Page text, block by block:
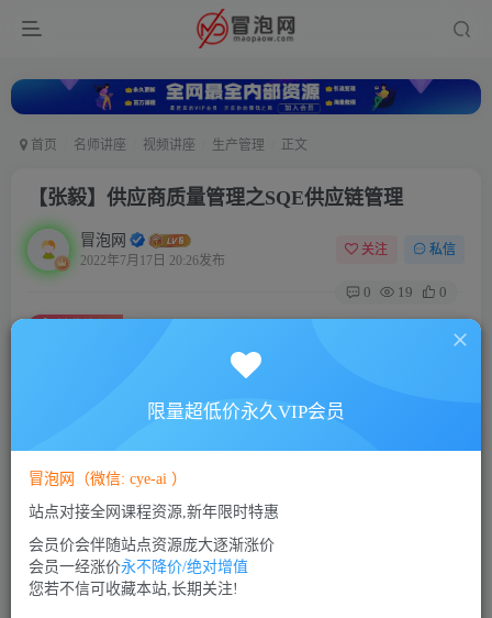
首页 名师讲座 视频讲座 生产管理 正文
【张毅】供应商质量管理之SQE供应链管理
冒泡网
2022年7月17日 20:26发布
关注 私信
0 19 0
【张毅】供应商质量管理之SQE供应链管理
此内容为付费资源，请付费后查看
5
VIP会员 免费
立即购买
您当前未登录！建议登陆后购买，可保存购买订单
限量超低价永久VIP会员
冒泡网（微信: cye-ai ）
站点对接全网课程资源,新年限时特惠
会员价会伴随站点资源庞大逐渐涨价
会员一经涨价永不降价/绝对增值
您若不信可收藏本站,长期关注!